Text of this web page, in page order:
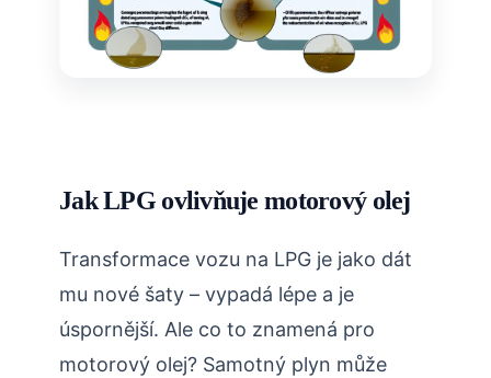
Jak LPG ovlivňuje motorový olej
Transformace vozu na LPG je jako dát
mu nové šaty – vypadá lépe a je
úspornější. Ale co to znamená pro
motorový olej? Samotný plyn může